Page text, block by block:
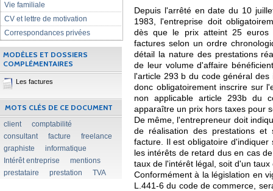
Vie familiale
CV et lettre de motivation
Correspondances privées
MODÈLES ET DOSSIERS
COMPLÉMENTAIRES
Les factures
MOTS CLÉS DE CE DOCUMENT
client
comptabilité
consultant
facture
freelance
graphiste
informatique
Intérêt entreprise
mentions
prestataire
prestation TVA
Depuis l'arrêté en date du 10
1983, l'entreprise doit
dès que le prix atteint 25 euros
factures selon un ordre
détail la nature des prestations
de leur volume d'affaire
l'article 293 b du code général
donc obligatoirement inscrire sur
non applicable article 293b du
apparaître un prix hors taxes pour
De même, l'entrepreneur doit
de réalisation des prestations
facture. Il est obligatoire
les intérêts de retard dus en cas
taux de l'intérêt légal, soit d'un taux
Conformément à la législation en
L.441-6 du code de commerce,